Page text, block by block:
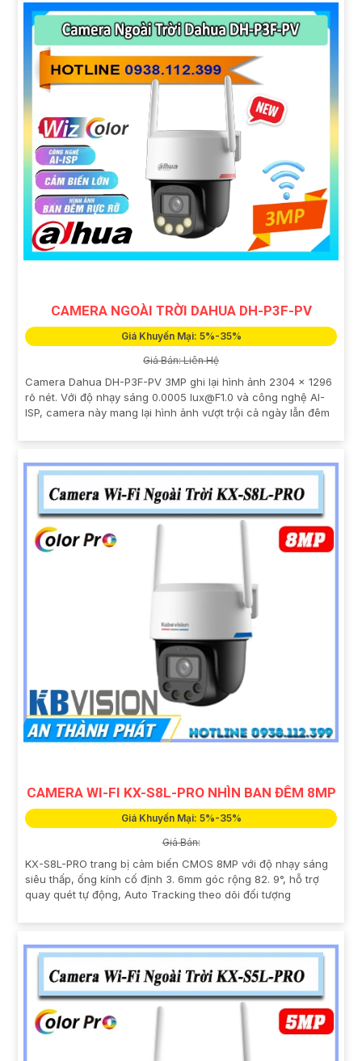
CAMERA NGOÀI TRỜI DAHUA DH-P3F-PV
Giá Khuyến Mại: 5%-35%
Giá Bán: Liên Hệ
Camera Dahua DH-P3F-PV 3MP ghi lại hình ảnh 2304 × 1296
rõ nét. Với độ nhạy sáng 0.0005 lux@F1.0 và công nghệ AI-
ISP, camera này mang lại hình ảnh vượt trội cả ngày lẫn đêm
CAMERA WI-FI KX-S8L-PRO NHÌN BAN ĐÊM 8MP
Giá Khuyến Mại: 5%-35%
Giá Bán:
KX-S8L-PRO trang bị cảm biến CMOS 8MP với độ nhạy sáng
siêu thấp, ống kính cố định 3. 6mm góc rộng 82. 9°, hỗ trợ
quay quét tự động, Auto Tracking theo dõi đối tượng